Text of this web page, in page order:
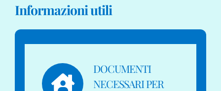
Informazioni utili
DOCUMENTI
NECESSARI PER